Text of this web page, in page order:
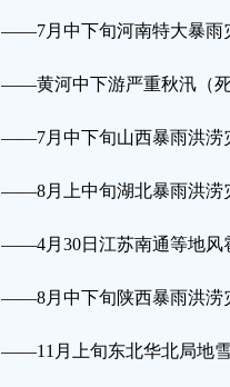
——7月中下旬河南特大暴雨
——黄河中下游严重秋汛（
——7月中下旬山西暴雨洪涝
——8月上中旬湖北暴雨洪涝
——4月30日江苏南通等地风
——8月中下旬陕西暴雨洪涝
——11月上旬东北华北局地